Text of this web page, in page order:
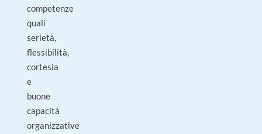
competenze
quali
serietà,
flessibilità,
cortesia
e
buone
capacità
organizzative